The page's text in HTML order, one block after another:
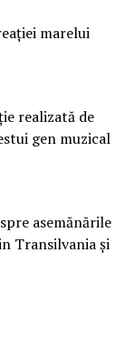
marelui
realizată de
gen muzical
asemănările
Transilvania și